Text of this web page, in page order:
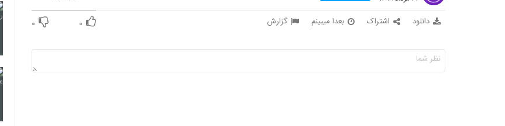
دانلود اشتراک بعدا میبینم گزارش ۰ ۰